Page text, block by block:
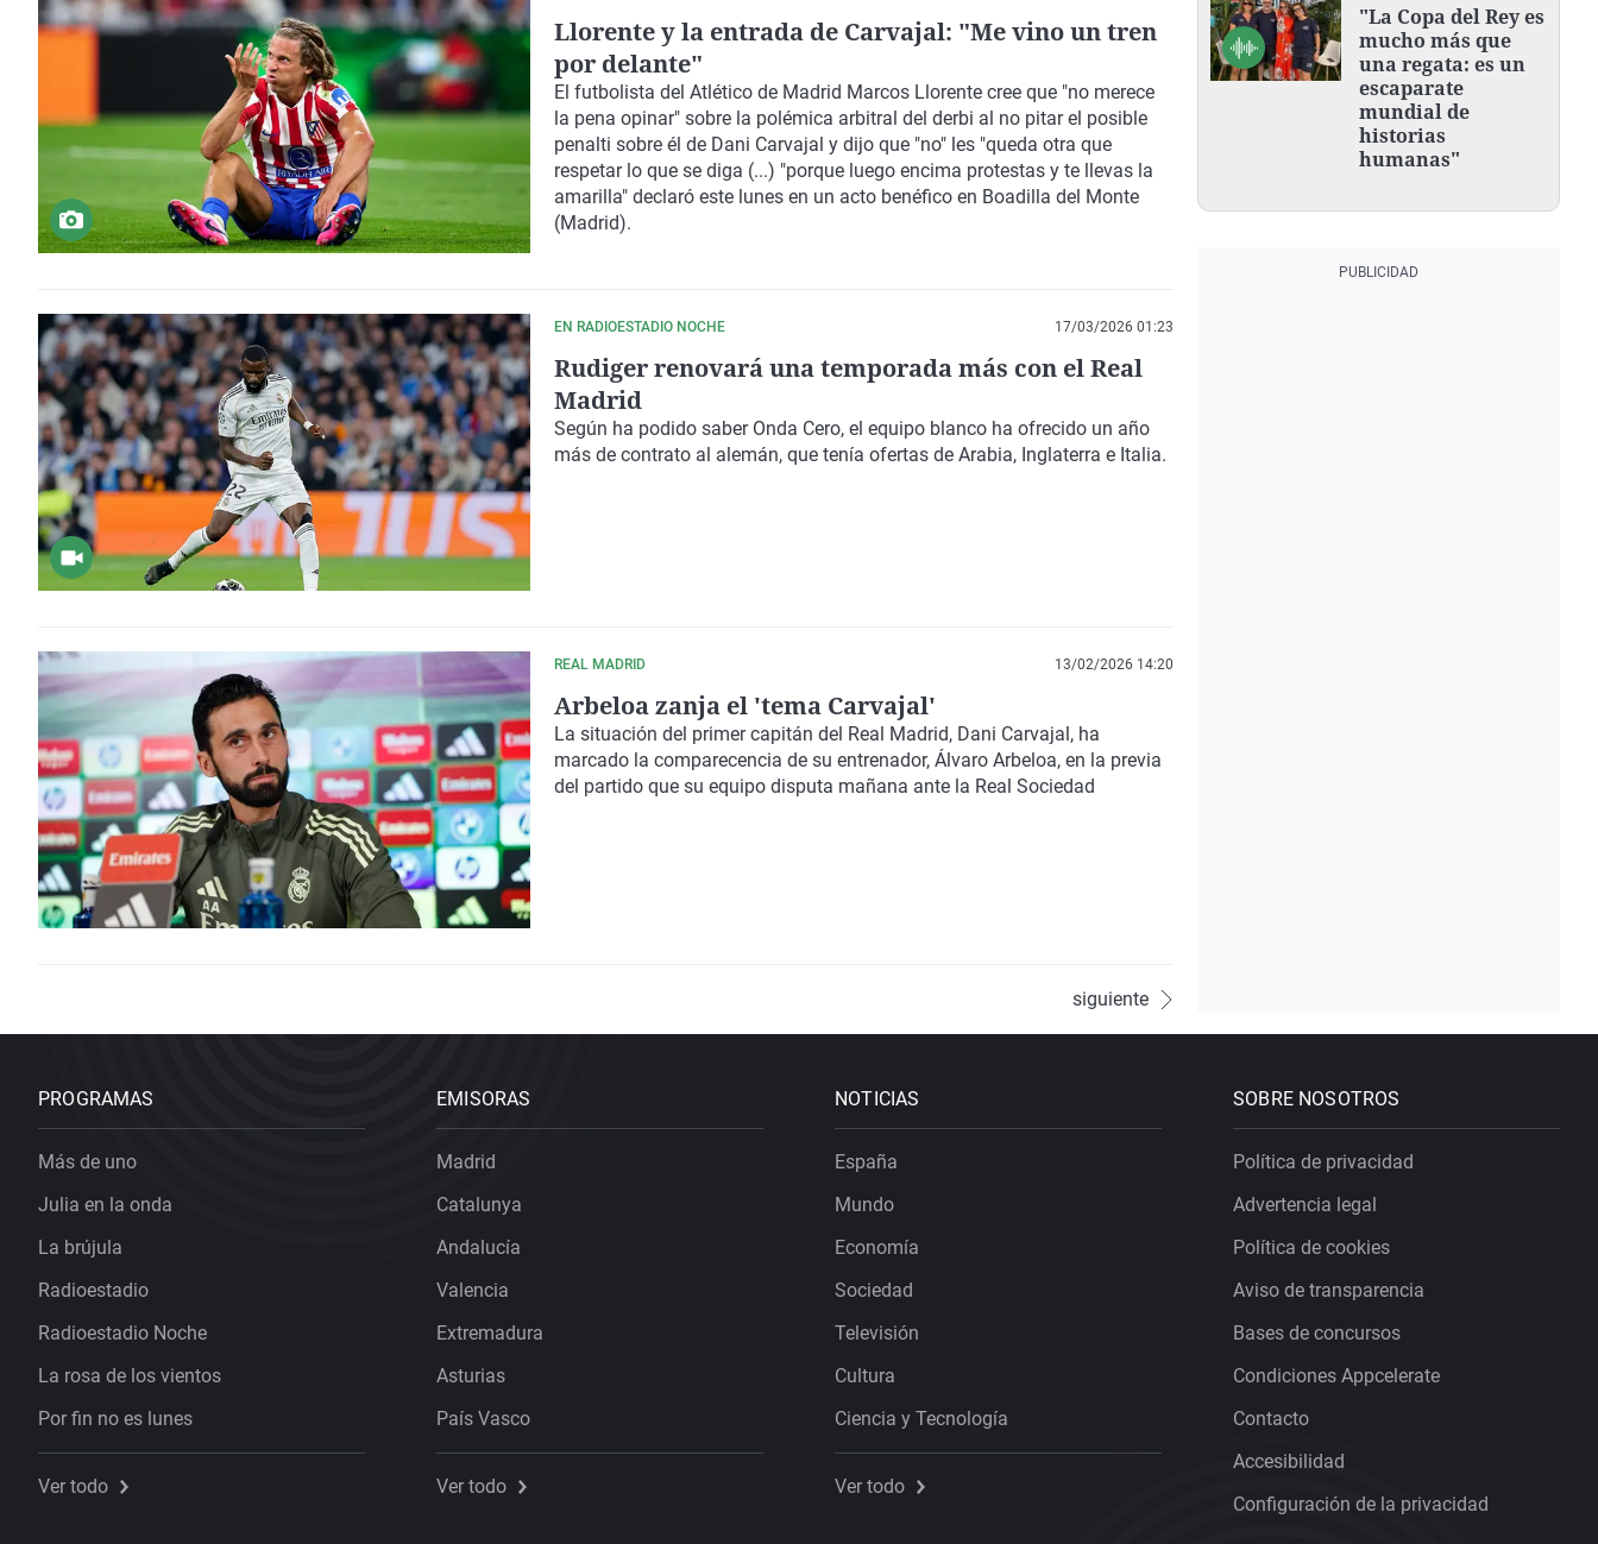
Llorente y la entrada de Carvajal: "Me vino un tren
por delante"
El futbolista del Atlético de Madrid Marcos Llorente cree que "no merece
la pena opinar" sobre la polémica arbitral del derbi al no pitar el posible
penalti sobre él de Dani Carvajal y dijo que "no" les "queda otra que
respetar lo que se diga (...) "porque luego encima protestas y te llevas la
amarilla" declaró este lunes en un acto benéfico en Boadilla del Monte
(Madrid).
EN RADIOESTADIO NOCHE 17/03/2026 01:23
Rudiger renovará una temporada más con el Real
Madrid
Según ha podido saber Onda Cero, el equipo blanco ha ofrecido un año
más de contrato al alemán, que tenía ofertas de Arabia, Inglaterra e Italia.
REAL MADRID 13/02/2026 14:20
Arbeloa zanja el 'tema Carvajal'
La situación del primer capitán del Real Madrid, Dani Carvajal, ha
marcado la comparecencia de su entrenador, Álvaro Arbeloa, en la previa
del partido que su equipo disputa mañana ante la Real Sociedad
siguiente
"La Copa del Rey es
mucho más que
una regata: es un
escaparate
mundial de
historias
humanas"
PROGRAMAS
Más de uno
Julia en la onda
La brújula
Radioestadio
Radioestadio Noche
La rosa de los vientos
Por fin no es lunes
Ver todo
EMISORAS
Madrid
Catalunya
Andalucía
Valencia
Extremadura
Asturias
País Vasco
Ver todo
NOTICIAS
España
Mundo
Economía
Sociedad
Televisión
Cultura
Ciencia y Tecnología
Ver todo
SOBRE NOSOTROS
Política de privacidad
Advertencia legal
Política de cookies
Aviso de transparencia
Bases de concursos
Condiciones Appcelerate
Contacto
Accesibilidad
Configuración de la privacidad